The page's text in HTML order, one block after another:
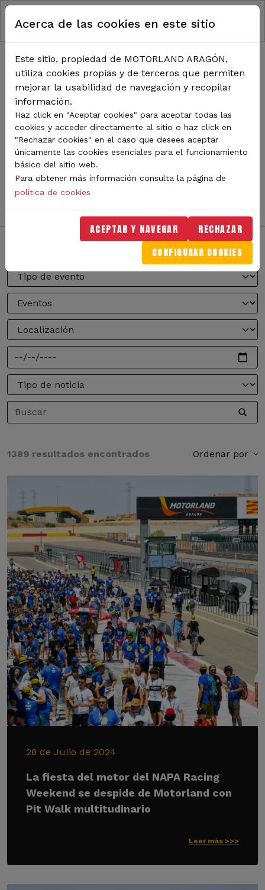
Pasar al contenido principal
RUTA DE NAVEGACIÓN
Inicio Noticias
TODA LA ACTUALIDAD DE
MOTORLAND
Sigue de cerca todas las novedades de MotorLand
Aragón. Aquí encontrarás noticias sobre eventos,
competiciones, pilotos, novedades del circuito y
mucho más. Filtra por categoría o tipo de contenido y
no te pierdas nada del mundo del motor.
1389 resultados encontrados Ordenar por
28 de Julio de 2024
La fiesta del motor del NAPA Racing
Weekend se despide de Motorland con
Pit Walk multitudinario
Leer más >>>
Acerca de las cookies en este sitio
Este sitio, propiedad de MOTORLAND ARAGÓN,
utiliza cookies propias y de terceros que permiten
mejorar la usabilidad de navegación y recopilar
información.
Haz click en "Aceptar cookies" para aceptar todas las
cookies y acceder directamente al sitio o haz click en
"Rechazar cookies" en el caso que desees aceptar
únicamente las cookies esenciales para el funcionamiento
básico del sitio web.
Para obtener más información consulta la página de
política de cookies
ACEPTAR Y NAVEGAR RECHAZAR
CONFIGURAR COOKIES